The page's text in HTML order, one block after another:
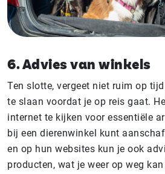
6. Advies van winkels
Ten slotte, vergeet niet ruim op
te slaan voordat je op reis gaat.
internet te kijken voor essentiële
bij een dierenwinkel kunt
en op hun websites kun je ook
producten, wat je weer op weg